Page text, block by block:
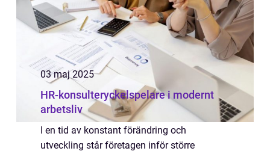
03 maj 2025
HR-konsulteryckelspelare i modernt
arbetsliv
I en tid av konstant förändring och
utveckling står företagen inför större